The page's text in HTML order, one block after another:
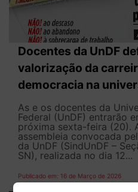
Docentes da UnDF
valorização da
democracia na
As e os docentes da
Federal (UnDF) entrarão
próxima sexta-feira (20).
assembleia convocada
da UnDF (SindUnDF –
SN), realizada no dia 12...
Publicado em: 16 de Março de 2026